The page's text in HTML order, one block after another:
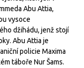
Abu Attia,
vysoce
džihádu, jenž stojí
Abu Attia je
policie Maxima
táboře Nur Šams.